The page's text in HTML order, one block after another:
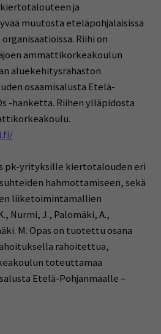
ja
muutosta eteläpohjalaisissa
Riihi on
ammattikorkeakoulun
aluekehitysrahaston
osaamisalusta Etelä-
-hanketta. Riihen ylläpidosta
pk-yrityksille kiertotalouden eri
hahmottamiseen, sekä
liiketoimintamallien
Nurmi, J., Palomäki, A.,
M. Opas on tuotettu osana
rahoitettua,
toteuttamaa
Etelä-Pohjanmaalle –